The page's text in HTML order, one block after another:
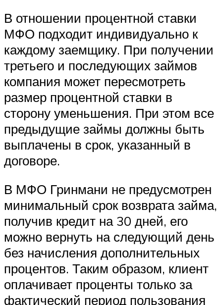
В отношении процентной ставки
МФО подходит индивидуально к
каждому заемщику. При получении
третьего и последующих займов
компания может пересмотреть
размер процентной ставки в
сторону уменьшения. При этом все
предыдущие займы должны быть
выплачены в срок, указанный в
договоре.
В МФО Гринмани не предусмотрен
минимальный срок возврата займа,
получив кредит на 30 дней, его
можно вернуть на следующий день
без начисления дополнительных
процентов. Таким образом, клиент
оплачивает проценты только за
фактический период пользования